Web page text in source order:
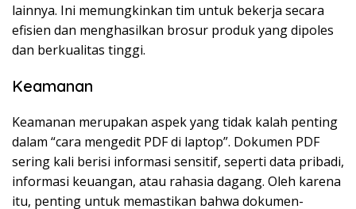
lainnya. Ini memungkinkan tim untuk bekerja secara
efisien dan menghasilkan brosur produk yang dipoles
dan berkualitas tinggi.
Keamanan
Keamanan merupakan aspek yang tidak kalah penting
dalam “cara mengedit PDF di laptop”. Dokumen PDF
sering kali berisi informasi sensitif, seperti data pribadi,
informasi keuangan, atau rahasia dagang. Oleh karena
itu, penting untuk memastikan bahwa dokumen-